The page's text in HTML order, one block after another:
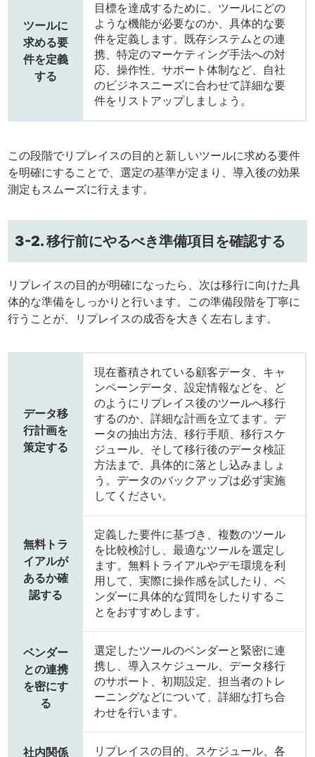
ツールに
求める要
件を定義
する
目標を達成するために、ツールにどの
ような機能が必要なのか、具体的な要
件を定義します。既存システムとの連
携、特定のマーケティング手法への対
応、操作性、サポート体制など、自社
のビジネスニーズに合わせて詳細な要
件をリストアップしましょう。
この段階でリプレイスの目的と新しいツールに求める要件
を明確にすることで、選定の基準が定まり、導入後の効果
測定もスムーズに行えます。
3-2. 移行前にやるべき準備項目を確認する
リプレイスの目的が明確になったら、次は移行に向けた具
体的な準備をしっかりと行います。この準備段階を丁寧に
行うことが、リプレイスの成否を大きく左右します。
データ移
行計画を
策定する
現在蓄積されている顧客データ、キャ
ンペーンデータ、設定情報などを、ど
のようにリプレイス後のツールへ移行
するのか、詳細な計画を立てます。デ
ータの抽出方法、移行手順、移行スケ
ジュール、そして移行後のデータ検証
方法まで、具体的に落とし込みましょ
う。データのバックアップは必ず実施
してください。
無料トラ
イアルが
あるか確
認する
定義した要件に基づき、複数のツール
を比較検討し、最適なツールを選定し
ます。無料トライアルやデモ環境を利
用して、実際に操作感を試したり、ベ
ンダーに具体的な質問をしたりするこ
とをおすすめします。
ベンダー
との連携
を密にす
る
選定したツールのベンダーと緊密に連
携し、導入スケジュール、データ移行
のサポート、初期設定、担当者のトレ
ーニングなどについて、詳細な打ち合
わせを行います。
社内関係 リプレイスの目的、スケジュール、各